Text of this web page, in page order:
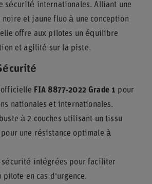
sécurité internationales. Alliant une
et jaune fluo à une conception
offre aux pilotes un équilibre
et agilité sur la piste.
officielle FIA 8877-2022 Grade 1 pour
nationales et internationales.
à 2 couches utilisant un tissu
une résistance optimale à
sécurité intégrées pour faciliter
en cas d'urgence.